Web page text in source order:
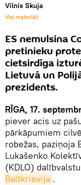
Vilnis Skuja
Visi materiāli
ES nemulsina
pretinieku
cietsirdīga
Lietuvā un
prezidents.
RĪGA, 17.
piever acis uz
pārkāpumiem
robežas, paziņoja
Lukašenko
(KDLO)
Baltkrievija .